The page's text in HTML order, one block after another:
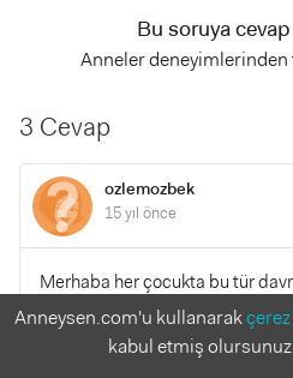
Bu soruya
Anneler
3 Cevap
ozlemozbek
15 yıl önce
Merhaba her çocukta bu tür
özelikle istedikleri bir şey var ve
istediği alınsın diye yapıyor
Anneysen.com'u kullanarak
kabul etmiş